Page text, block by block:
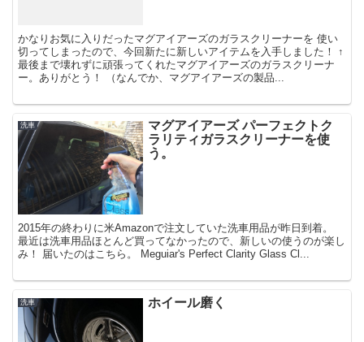
かなりお気に入りだったマグアイアーズのガラスクリーナーを 使い
切ってしまったので、今回新たに新しいアイテムを入手しました！ ↑
最後まで壊れずに頑張ってくれたマグアイアーズのガラスクリーナ
ー。ありがとう！ （なんでか、マグアイアーズの製品...
洗車
マグアイアーズ パーフェクトク
ラリティガラスクリーナーを使
う。
2015年の終わりに米Amazonで注文していた洗車用品が昨日到着。
最近は洗車用品ほとんど買ってなかったので、新しいの使うのが楽し
み！ 届いたのはこちら。 Meguiar's Perfect Clarity Glass Cl...
洗車 ホイール磨く